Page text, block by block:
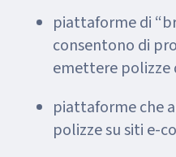
piattaforme di
consentono di
emettere polizze
piattaforme che
polizze su siti e-